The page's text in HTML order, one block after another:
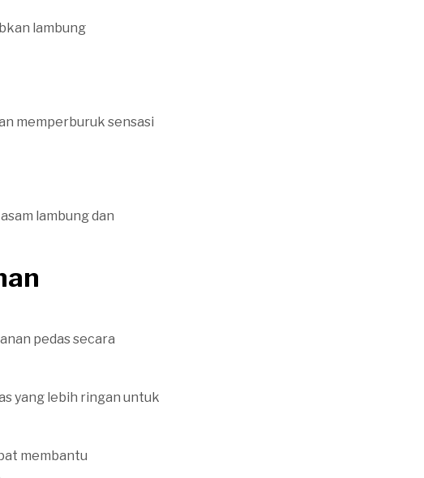
lambung
memperburuk sensasi
lambung dan
pedas secara
yang lebih ringan untuk
membantu